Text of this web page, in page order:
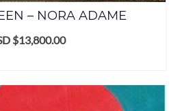
– NORA ADAME
$13,800.00